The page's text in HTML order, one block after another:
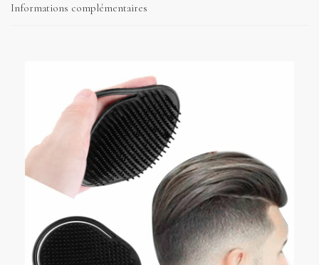
Informations complémentaires